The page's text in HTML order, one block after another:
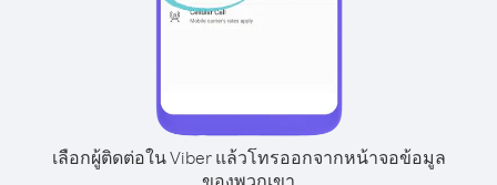
เลือกผู้ติดต่อใน Viber แล้วโทรออกจากหน้าจอข้อมูล
ของพวกเขา